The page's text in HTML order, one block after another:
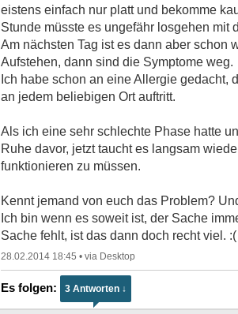
eistens einfach nur platt und bekomme
Stunde müsste es ungefähr losgehen mit
Am nächsten Tag ist es dann aber schon
Aufstehen, dann sind die Symptome weg.
Ich habe schon an eine Allergie gedacht,
an jedem beliebigen Ort auftritt.
Als ich eine sehr schlechte Phase hatte
Ruhe davor, jetzt taucht es langsam
funktionieren zu müssen.
Kennt jemand von euch das Problem?
Ich bin wenn es soweit ist, der Sache
Sache fehlt, ist das dann doch recht viel. :(
28.02.2014 18:45 •
3 Antworten ↓